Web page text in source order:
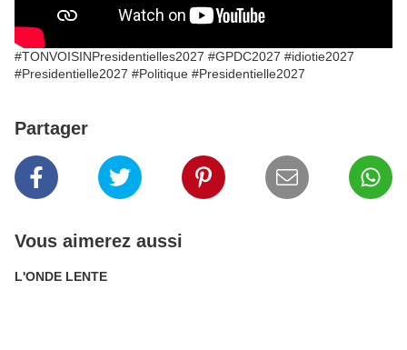
#TONVOISINPresidentielles2027 #GPDC2027 #idiotie2027
#Presidentielle2027 #Politique #Presidentielle2027
Partager
Vous aimerez aussi
L'ONDE LENTE